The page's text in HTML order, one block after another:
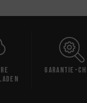
Garantie-